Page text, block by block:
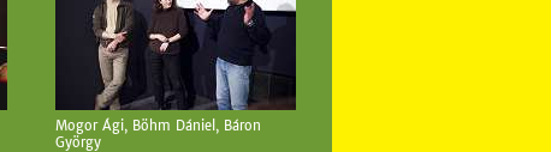
Mogor Ági, Böhm Dániel, Báron
György